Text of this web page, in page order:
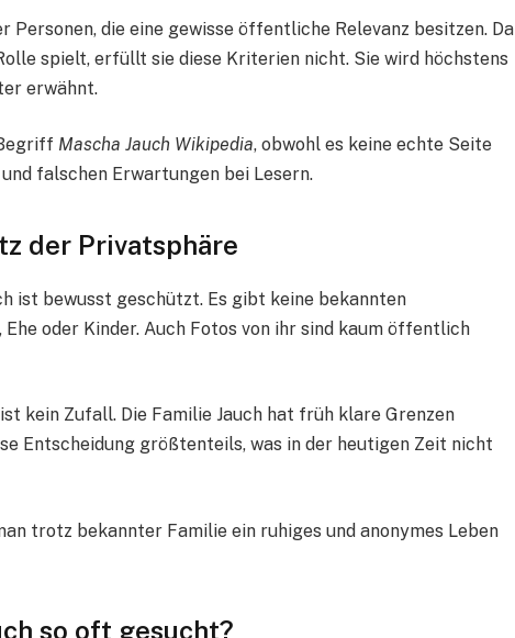
die eine gewisse öffentliche Relevanz besitzen. Da
spielt, erfüllt sie diese Kriterien nicht. Sie wird höchstens
erwähnt.
Mascha Jauch Wikipedia, obwohl es keine echte Seite
falschen Erwartungen bei Lesern.
der Privatsphäre
ist bewusst geschützt. Es gibt keine bekannten
oder Kinder. Auch Fotos von ihr sind kaum öffentlich
kein Zufall. Die Familie Jauch hat früh klare Grenzen
Entscheidung größtenteils, was in der heutigen Zeit nicht
trotz bekannter Familie ein ruhiges und anonymes Leben
so oft gesucht?